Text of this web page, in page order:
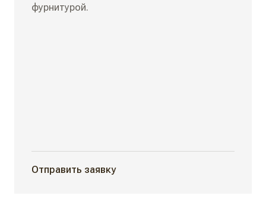
фурнитурой.
Отправить заявку